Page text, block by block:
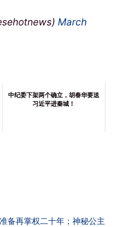
March
中纪委下架两个确立，胡春华要送
习近平进秦城！
备再掌权二十年；神秘公主